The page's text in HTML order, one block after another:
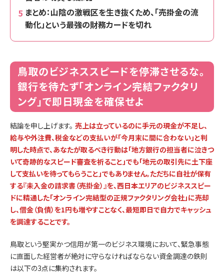
まとめ：山陰の激戦区を生き抜くため、「売掛金の流
動化」という最強の財務カードを切れ
鳥取のビジネススピードを停滞させるな。
銀行を待たず「オンライン完結ファクタリ
ング」で即日現金を確保せよ
結論を申し上げます。 売上は立っているのに手元の現金が不足し、
給与や外注費、税金などの支払いが「今月末に間に合わない」と判
明した時点で、あなたが取るべき行動は「地方銀行の担当者に泣きつ
いて奇跡的なスピード審査を祈ること」でも「地元の取引先に土下座
して支払いを待ってもらうこと」でもありません。ただちに自社が保有
する『未入金の請求書（売掛金）』を、西日本エリアのビジネススピー
ドに精通した「オンライン完結型の正規ファクタリング会社」に売却
し、借金（負債）を1円も増やすことなく、最短即日で自力でキャッシュ
を調達することです。
鳥取という堅実かつ信用が第一のビジネス環境において、緊急事態
に直面した経営者が絶対に守らなければならない資金調達の鉄則
は以下の3点に集約されます。